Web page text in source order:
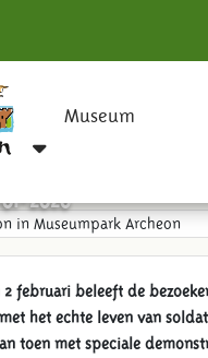
Museum
in
2 februari beleeft de
het echte leven van
toen met speciale